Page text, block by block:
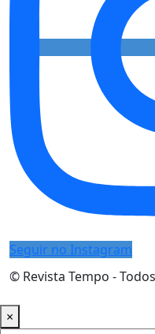
Seguir no Instagram
© Revista Tempo -
×